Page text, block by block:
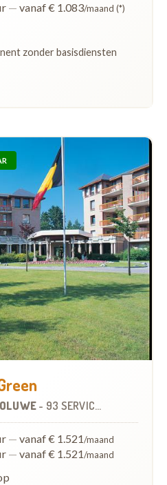
— vanaf € 1.083/maand (*)
zonder basisdiensten
- 93 SERVICEFLATS
— vanaf € 1.521/maand
— vanaf € 1.521/maand